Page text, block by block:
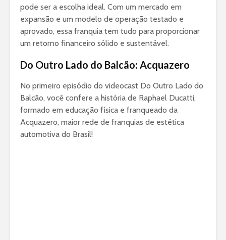
pode ser a escolha ideal. Com um mercado em
expansão e um modelo de operação testado e
aprovado, essa franquia tem tudo para proporcionar
um retorno financeiro sólido e sustentável.
Do Outro Lado do Balcão: Acquazero
No primeiro episódio do videocast Do Outro Lado do
Balcão, você confere a história de Raphael Ducatti,
formado em educação física e franqueado da
Acquazero, maior rede de franquias de estética
automotiva do Brasil!